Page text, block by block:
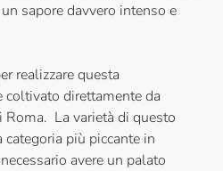
sapore davvero intenso e
realizzare questa
direttamente da
La varietà di questo
più piccante in
avere un palato